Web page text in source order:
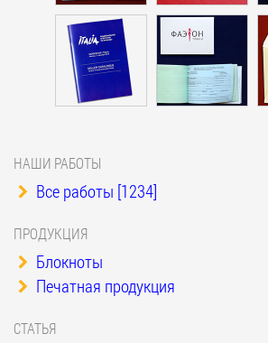
НАШИ РАБОТЫ
Все работы [1234]
ПРОДУКЦИЯ
Блокноты
Печатная продукция
СТАТЬЯ